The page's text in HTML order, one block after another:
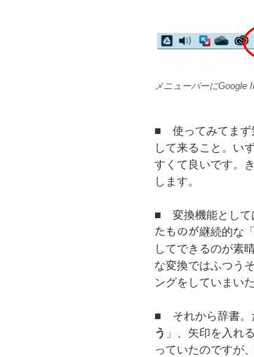
メニューバーにGoogle
■ 使ってみてまず
して来ること。い
すくて良いです。
します。
■ 変換機能として
たものが継続的な「
してできるのが素
な変換ではふつう
ングをしていまいた
■ それから辞書。
う 」、矢印を入れ
っていたのですが